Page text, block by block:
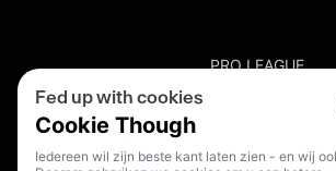
PRO LEAGUE